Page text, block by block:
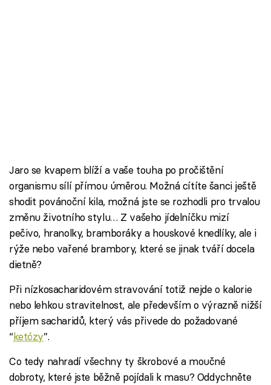
Jaro se kvapem blíží a vaše touha po pročištění
organismu sílí přímou úměrou. Možná cítíte šanci ještě
shodit povánoční kila, možná jste se rozhodli pro trvalou
změnu životního stylu… Z vašeho jídelníčku mizí
pečivo, hranolky, bramboráky a houskové knedlíky, ale i
rýže nebo vařené brambory, které se jinak tváří docela
dietně?
Při nízkosacharidovém stravování totiž nejde o kalorie
nebo lehkou stravitelnost, ale především o výrazně nižší
příjem sacharidů, který vás přivede do požadované
“ketózy”.
Co tedy nahradí všechny ty škrobové a moučné
dobroty, které jste běžně pojídali k masu? Oddychněte